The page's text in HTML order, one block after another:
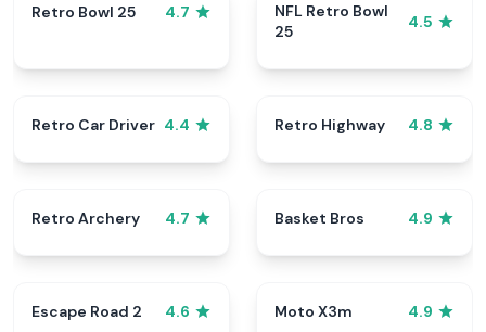
Retro Bowl 25 4.7
NFL Retro Bowl
25
4.5
Retro Car Driver 4.4 Retro Highway 4.8
Retro Archery 4.7 Basket Bros 4.9
Escape Road 2 4.6 Moto X3m 4.9